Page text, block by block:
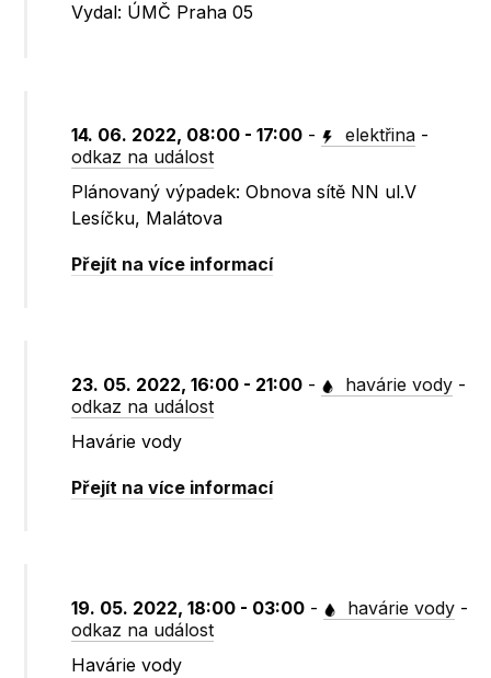
Vydal: ÚMČ Praha 05
14. 06. 2022, 08:00 - 17:00 - elektřina -
odkaz na událost
Plánovaný výpadek: Obnova sítě NN ul.V
Lesíčku, Malátova
Přejít na více informací
23. 05. 2022, 16:00 - 21:00 - havárie vody -
odkaz na událost
Havárie vody
Přejít na více informací
19. 05. 2022, 18:00 - 03:00 - havárie vody -
odkaz na událost
Havárie vody